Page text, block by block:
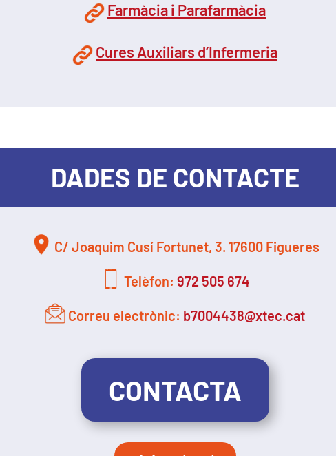
Farmàcia i Parafarmàcia
Cures Auxiliars d’Infermeria
DADES DE CONTACTE
C/ Joaquim Cusí Fortunet, 3. 17600 Figueres
Telèfon: 972 505 674
Correu electrònic: b7004438@xtec.cat
CONTACTA